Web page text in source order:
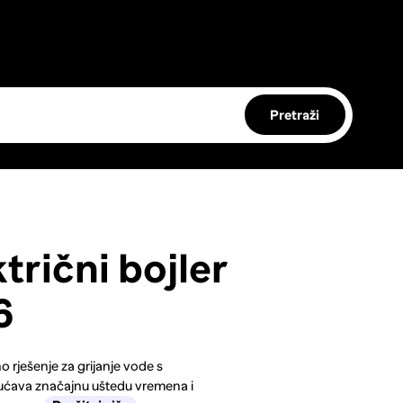
Pretraži
bojler
rješenje za grijanje vode s
značajnu uštedu vremena i